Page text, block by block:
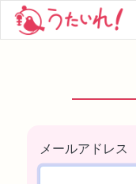
メールアドレス